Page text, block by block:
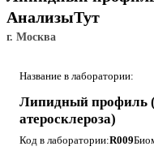
АнализыТут
г. Москва
Название в лаборатории:
Липидный профиль
атеросклероза)
Код в лаборатории:R009